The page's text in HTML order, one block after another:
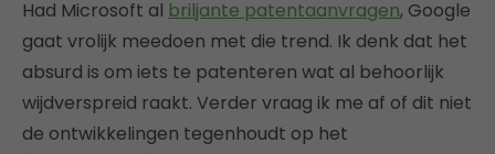
Had Microsoft al briljante patentaanvragen, Google
gaat vrolijk meedoen met die trend. Ik denk dat het
absurd is om iets te patenteren wat al behoorlijk
wijdverspreid raakt. Verder vraag ik me af of dit niet
de ontwikkelingen tegenhoudt op het